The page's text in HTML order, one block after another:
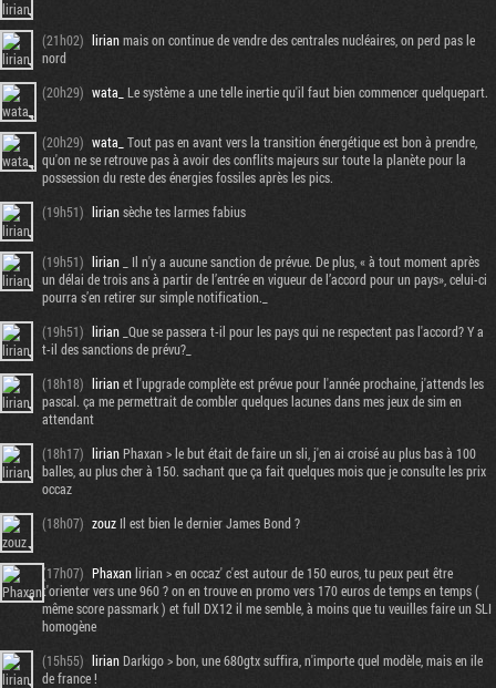
(21h02) lirianmais on continue de vendre des centrales nucléaires, on perd pas le
nord
(20h29) wata_ Le système a une telle inertie qu'il faut bien commencer quelquepart.
(20h29) wata_ Tout pas en avant vers la transition énergétique est bon à prendre,
qu'on ne se retrouve pas à avoir des conflits majeurs sur toute la planète pour la
possession du reste des énergies fossiles après les pics.
(19h51) liriansèche tes larmes fabius
(19h51) lirian _ Il n'y a aucune sanction de prévue. De plus, « à tout moment après
un délai de trois ans à partir de l’entrée en vigueur de l’accord pour un pays», celui-ci
pourra s’en retirer sur simple notification._
(19h51) lirian _Que se passera t-il pour les pays qui ne respectent pas l'accord? Y a
t-il des sanctions de prévu?_
(18h18) lirianet l'upgrade complète est prévue pour l'année prochaine, j'attends les
pascal. ça me permettrait de combler quelques lacunes dans mes jeux de sim en
attendant
(18h17) lirianPhaxan > le but était de faire un sli, j'en ai croisé au plus bas à 100
balles, au plus cher à 150. sachant que ça fait quelques mois que je consulte les prix
occaz
(18h07) zouz Il est bien le dernier James Bond ?
(17h07) Phaxanlirian > en occaz' c'est autour de 150 euros, tu peux peut être
t'orienter vers une 960 ? on en trouve en promo vers 170 euros de temps en temps (
même score passmark ) et full DX12 il me semble, à moins que tu veuilles faire un SLI
homogène
(15h55) lirianDarkigo > bon, une 680gtx suffira, n'importe quel modèle, mais en ile
de france !